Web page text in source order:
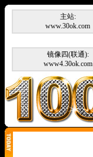
主站:
www.30ok.com
镜像四(联通):
www4.30ok.com